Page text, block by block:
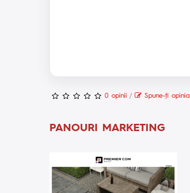
0 opinii / Spune-ţi opinia
PANOURI MARKETING